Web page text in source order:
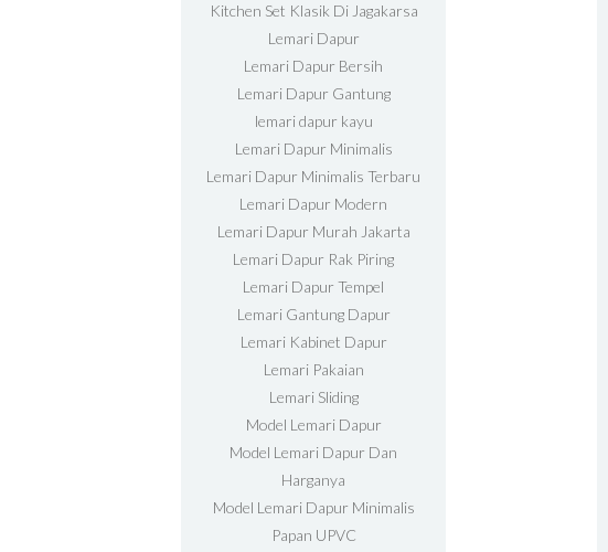
Kitchen Set Klasik Di Jagakarsa
Lemari Dapur
Lemari Dapur Bersih
Lemari Dapur Gantung
lemari dapur kayu
Lemari Dapur Minimalis
Lemari Dapur Minimalis Terbaru
Lemari Dapur Modern
Lemari Dapur Murah Jakarta
Lemari Dapur Rak Piring
Lemari Dapur Tempel
Lemari Gantung Dapur
Lemari Kabinet Dapur
Lemari Pakaian
Lemari Sliding
Model Lemari Dapur
Model Lemari Dapur Dan
Harganya
Model Lemari Dapur Minimalis
Papan UPVC